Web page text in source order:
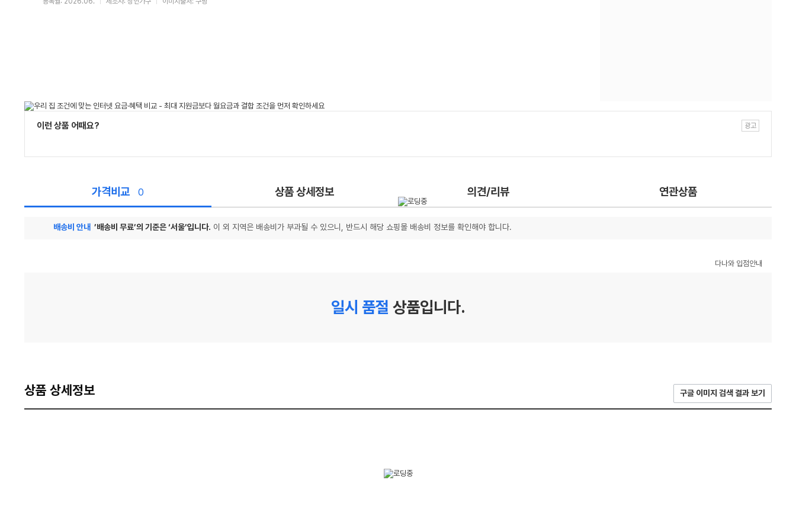
이런 상품 어때요?
가격비교 0 상품 상세정보 의견/리뷰 연관상품
배송비 안내 ’배송비 무료’의 기준은 ‘서울’입니다. 이 외 지역은 배송비가 부과될 수 있으니, 반드시 해당 쇼핑몰 배송비 정보를 확인해야 합니다.
다나와 입점안내
일시 품절 상품입니다.
상품 상세정보 구글 이미지 검색 결과 보기